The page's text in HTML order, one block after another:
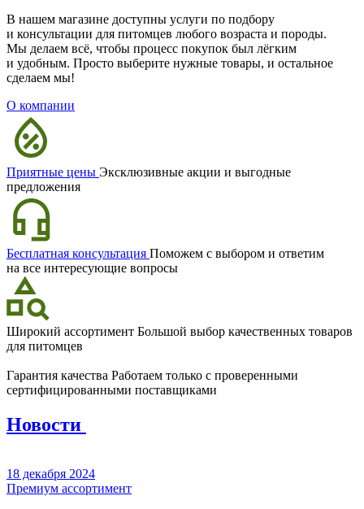
В нашем магазине доступны услуги по подбору
и консультации для питомцев любого возраста и породы.
Мы делаем всё, чтобы процесс покупок был лёгким
и удобным. Просто выберите нужные товары, и остальное
сделаем мы!
О компании
Приятные цены Эксклюзивные акции и выгодные
предложения
Бесплатная консультация Поможем с выбором и ответим
на все интересующие вопросы
Широкий ассортимент Большой выбор качественных товаров
для питомцев
Гарантия качества Работаем только с проверенными
сертифицированными поставщиками
Новости
18 декабря 2024
Премиум ассортимент